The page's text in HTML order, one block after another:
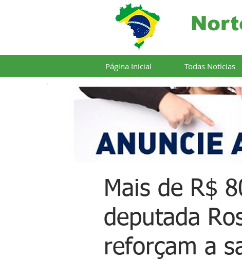
Página Inicial Todas Notícias
Mais de R$
deputada
reforçam a